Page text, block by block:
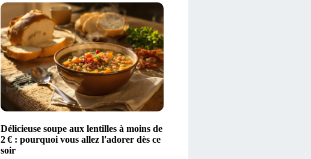
Délicieuse soupe aux lentilles à moins de
2 € : pourquoi vous allez l'adorer dès ce
soir